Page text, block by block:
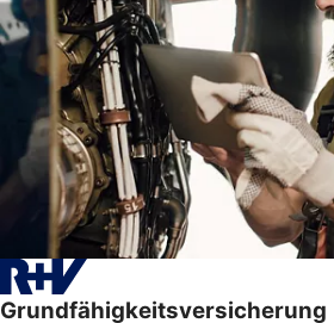
Grundfähigkeitsversicherung